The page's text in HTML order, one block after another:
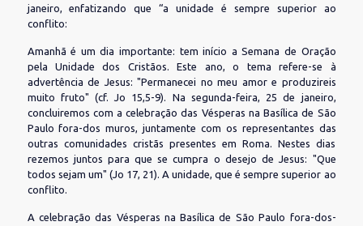
janeiro, enfatizando que “a unidade é sempre superior ao
conflito:
Amanhã é um dia importante: tem início a Semana de Oração
pela Unidade dos Cristãos. Este ano, o tema refere-se à
advertência de Jesus: "Permanecei no meu amor e produzireis
muito fruto" (cf. Jo 15,5-9). Na segunda-feira, 25 de janeiro,
concluiremos com a celebração das Vésperas na Basílica de São
Paulo fora-dos muros, juntamente com os representantes das
outras comunidades cristãs presentes em Roma. Nestes dias
rezemos juntos para que se cumpra o desejo de Jesus: "Que
todos sejam um" (Jo 17, 21). A unidade, que é sempre superior ao
conflito.
A celebração das Vésperas na Basílica de São Paulo fora-dos-